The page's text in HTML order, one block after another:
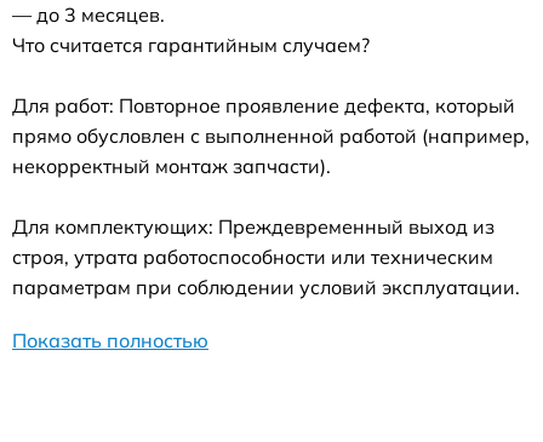
— до 3 месяцев.
Что считается гарантийным случаем?
Для работ: Повторное проявление дефекта, который
прямо обусловлен с выполненной работой (например,
некорректный монтаж запчасти).
Для комплектующих: Преждевременный выход из
строя, утрата работоспособности или техническим
параметрам при соблюдении условий эксплуатации.
Показать полностью